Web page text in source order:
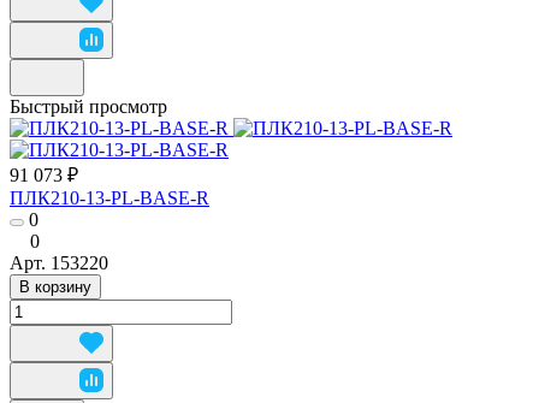
Быстрый просмотр
91 073 ₽
ПЛК210-13-PL-BASE-R
0
0
Арт. 153220
В корзину